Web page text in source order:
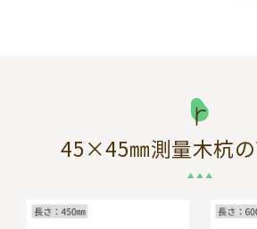
45×45㎜測量木杭